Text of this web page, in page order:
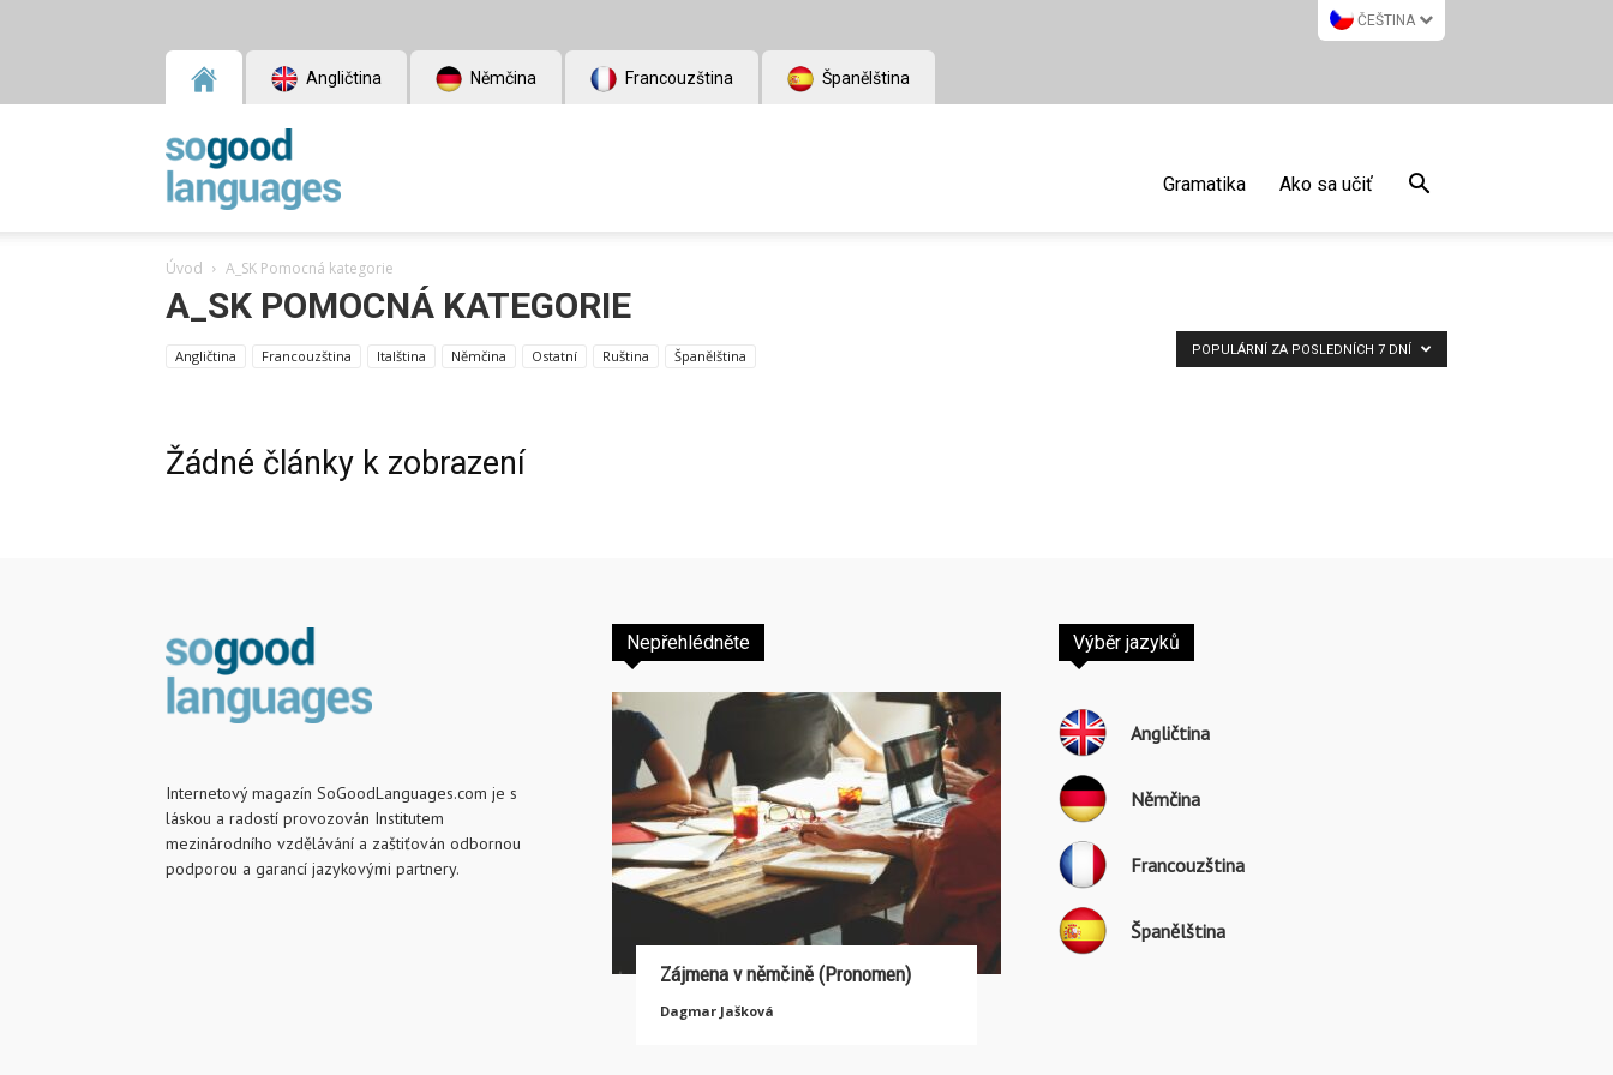
ČEŠTINA
Angličtina Němčina Francouzština Španělština
Languages
Gramatika Ako sa učiť
Úvod A_SK Pomocná kategorie
A_SK POMOCNÁ KATEGORIE
Angličtina Francouzština Italština Němčina Ostatní Ruština Španělština POPULÁRNÍ ZA POSLEDNÍCH 7 DNÍ
Žádné články k zobrazení
Internetový magazín SoGoodLanguages.com je s
láskou a radostí provozován Institutem
mezinárodního vzdělávání a zaštiťován odbornou
podporou a garancí jazykovými partnery.
Nepřehlédněte
Zájmena v němčině (Pronomen)
Dagmar Jašková
Výběr jazyků
Angličtina
Němčina
Francouzština
Španělština